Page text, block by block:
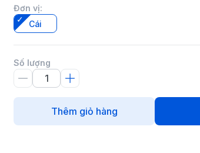
Đơn vị:
Cái
Số lượng
Thêm giỏ hàng